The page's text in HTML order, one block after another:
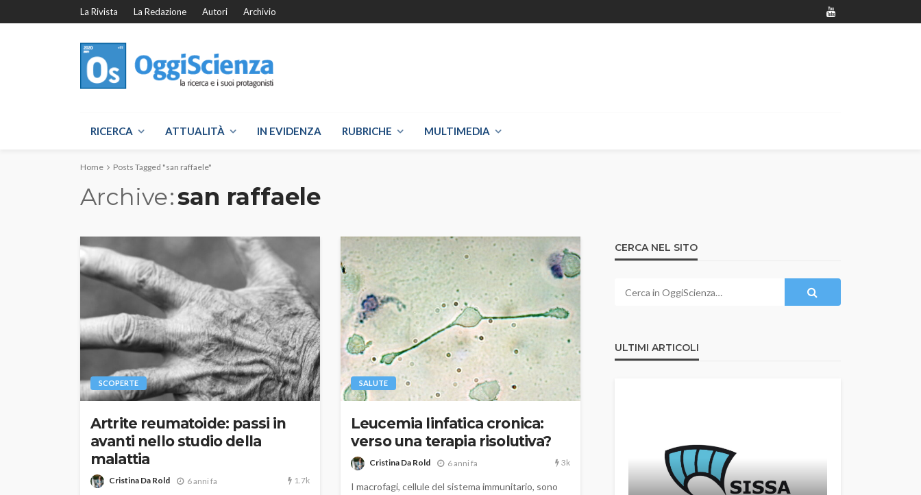
La Rivista La Redazione Autori Archivio
RICERCA ATTUALITÀ IN EVIDENZA RUBRICHE MULTIMEDIA
Home Posts Tagged "san raffaele"
Archive san raffaele
SCOPERTE
Artrite reumatoide: passi in
avanti nello studio della
malattia
Cristina Da Rold 6 anni fa 1.7k
SALUTE
Leucemia linfatica cronica:
verso una terapia risolutiva?
Cristina Da Rold 6 anni fa 3k
I macrofagi, cellule del sistema immunitario, sono
CERCA NEL SITO
ULTIMI ARTICOLI